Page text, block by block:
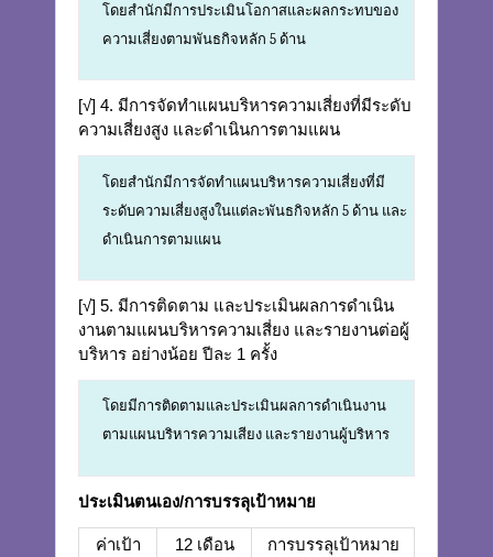
โดยสำนักมีการประเมินโอกาสและผลกระทบของ
ความเสี่ยงตามพันธกิจหลัก 5 ด้าน
[√] 4. มีการจัดทำแผนบริหารความเสี่ยงที่มีระดับ
ความเสี่ยงสูง และดำเนินการตามแผน
โดยสำนักมีการจัดทำแผนบริหารความเสี่ยงที่มี
ระดับความเสี่ยงสูงในแต่ละพันธกิจหลัก 5 ด้าน และ
ดำเนินการตามแผน
[√] 5. มีการติดตาม และประเมินผลการดำเนิน
งานตามแผนบริหารความเสี่ยง และรายงานต่อผู้
บริหาร อย่างน้อย ปีละ 1 ครั้ง
โดยมีการติดตามและประเมินผลการดำเนินงาน
ตามแผนบริหารความเสียง และรายงานผู้บริหาร
ประเมินตนเอง/การบรรลุเป้าหมาย
ค่าเป้า
12 เดือน
การบรรลุเป้าหมาย